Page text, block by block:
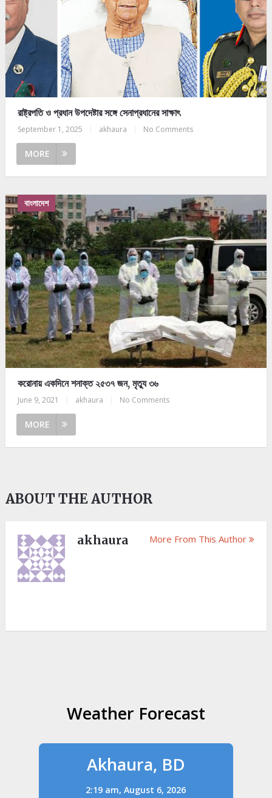
রাষ্ট্রপতি ও প্রধান উপদেষ্টার সঙ্গে সেনাপ্রধানের সাক্ষাৎ
September 1, 2025 akhaura No Comments
MORE
বাংলাদেশ
করোনায় একদিনে শনাক্ত ২৫৩৭ জন, মৃত্যু ৩৬
June 9, 2021 akhaura No Comments
MORE
ABOUT THE AUTHOR
akhaura More From This Author
Weather Forecast
Akhaura, BD
2:19 am,August 6, 2026